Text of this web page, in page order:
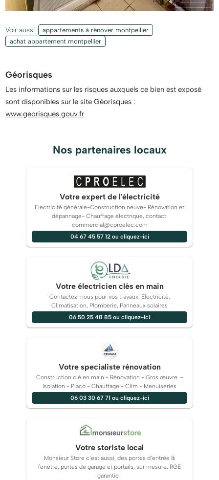
Voir aussi :
appartements à rénover montpellier
achat appartement montpellier
Géorisques
Les informations sur les risques auxquels ce bien est exposé
sont disponibles sur le site Géorisques :
www.georisques.gouv.fr
Nos partenaires locaux
Votre expert de l'électricité
Electricité générale-Construction neuve- Rénovation et
dépannage- Chauffage électrique, contact:
commercial@cproelec.com
04 67 45 57 12 ou cliquez-ici
Votre électricien clés en main
Contactez-nous pour vos travaux: Electricité,
Climatisation, Plomberie, Panneaux solaires
06 50 25 48 85 ou cliquez-ici
Votre specialiste rénovation
Construction clé en main - Rénovation - Gros œuvre. -
Isolation - Placo - Chauffage - Clim - Menuiseries
06 03 30 67 71 ou cliquez-ici
Votre storiste local
Monsieur Store c’est aussi, des portes d’entrée &
fenêtre, portes de garage et portails, sur mesure. RGE
garantie !